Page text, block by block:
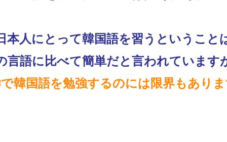
本人にとって韓国語を習うということ
言語に比べて簡単だと言われています
韓国語を勉強するのには限界もありま